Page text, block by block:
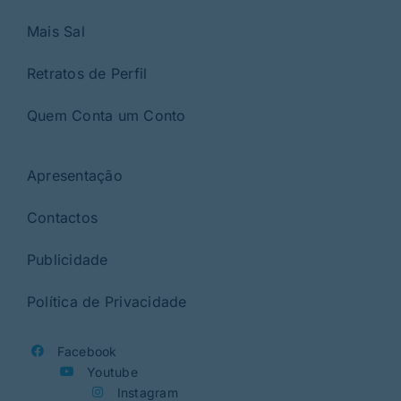
Mais Sal
Retratos de Perfil
Quem Conta um Conto
Apresentação
Contactos
Publicidade
Política de Privacidade
Facebook
Youtube
Instagram